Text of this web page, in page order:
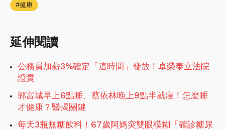
健康
延伸閱讀
公務員加薪3%確定「這時間」發放！卓榮泰立法院
證實
郭富城早上6點睡、蔡依林晚上9點半就寢！怎麼睡
才健康？醫揭關鍵
每天3瓶無糖飲料！67歲阿媽突雙眼模糊「確診糖尿